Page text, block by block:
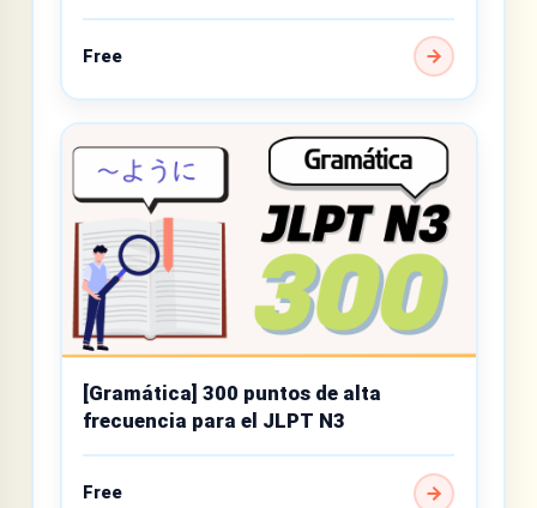
Free
[Gramática] 300 puntos de alta
frecuencia para el JLPT N3
Free